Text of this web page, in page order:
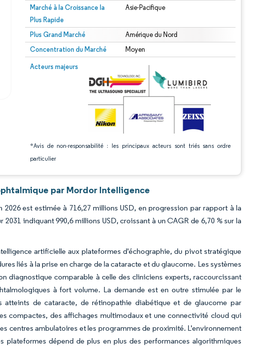
Marché à la Croissance la
Plus Rapide
Asie-Pacifique
Plus Grand Marché Amérique du Nord
Concentration du Marché Moyen
Acteurs majeurs
*Avis de non-responsabilité : les principaux acteurs sont triés sans ordre
particulier
Image © Mordor Intelligence. La réutilisation nécessite une attribution sous CC BY 4.0.
nécessite une attribution sous CC BY 4.0.
par Mordor Intelligence
est estimée à 716,27 millions USD, en progression par rapport à la
indiquant 990,6 millions USD, croissant à un CAGR de 6,70 % sur la
artificielle aux plateformes d'échographie, du pivot stratégique
liés à la prise en charge de la cataracte et du glaucome. Les systèmes
diagnostique comparable à celle des cliniciens experts, raccourcissant
à fort volume. La demande est en outre stimulée par le
de cataracte, de rétinopathie diabétique et de glaucome par
compactes, des affichages multimodaux et une connectivité cloud qui
centres ambulatoires et les programmes de proximité. L'environnement
dépend de plus en plus des performances algorithmiques